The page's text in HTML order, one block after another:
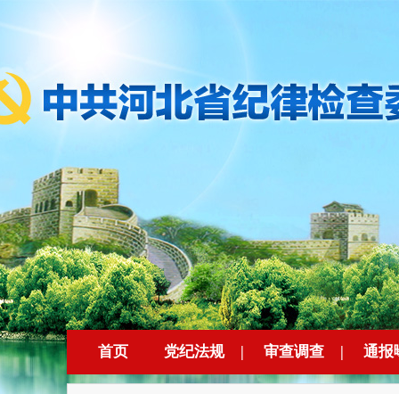
首页 党纪法规 | 审查调查 | 通报